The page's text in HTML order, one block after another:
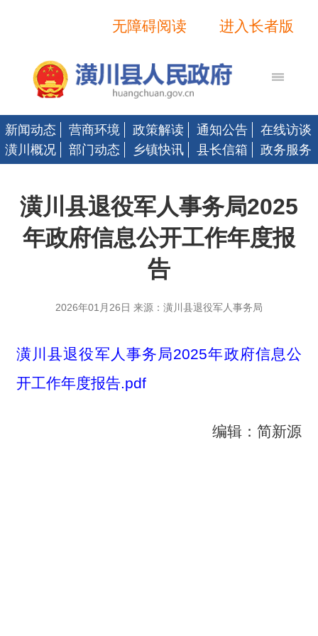
进入长者版
无障碍阅读
新闻动态 营商环境 政策解读 通知公告
在线访谈
潢川概况
部门动态 乡镇快讯 县长信箱 政务服务
潢川县退役军人事务局2025
年政府信息公开工作年度报
告
2026年01月26日 来源：潢川县退役军人事务局
潢川县退役军人事务局2025年政府信息公
开工作年度报告.pdf
编辑：简新源